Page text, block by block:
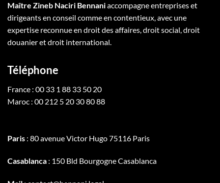
Maître Zineb Naciri Bennaniaccompagne entreprises et
dirigeants en conseil comme en contentieux, avec une
expertise reconnue en droit des affaires, droit social, droit
douanier et droit international.
Téléphone
France : 00 33 1 88 33 50 20
Maroc : 00 212 5 20 30 80 88
Paris : 80 avenue Victor Hugo 75116 Paris
Casablanca : 150 Bld Bourgogne Casablanca